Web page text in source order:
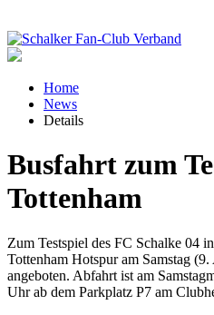
Home
News
Details
Busfahrt zum
Tottenham
Zum Testspiel des FC Schalke 04
Tottenham Hotspur am Samstag
angeboten. Abfahrt ist am
Uhr ab dem Parkplatz P7 am